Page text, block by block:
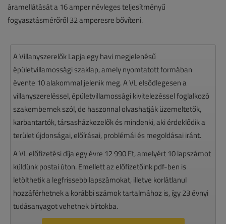
áramellátását a 16 amper névleges teljesítményű
fogyasztásmérőről 32 amperesre bővíteni.
A Villanyszerelők Lapja egy havi megjelenésű
épületvillamossági szaklap, amely nyomtatott formában
évente 10 alakommal jelenik meg. A VL elsődlegesen a
villanyszereléssel, épületvillamossági kivitelezéssel foglalkozó
szakembernek szól, de haszonnal olvashatják üzemeltetők,
karbantartók, társasházkezelők és mindenki, aki érdeklődik a
terület újdonságai, előírásai, problémái és megoldásai iránt.
A VL előfizetési díja egy évre 12 990 Ft, amelyért 10 lapszámot
küldünk postai úton. Emellett az előfizetőink pdf-ben is
letölthetik a legfrissebb lapszámokat, illetve korlátlanul
hozzáférhetnek a korábbi számok tartalmához is, így 23 évnyi
tudásanyagot vehetnek bírtokba.